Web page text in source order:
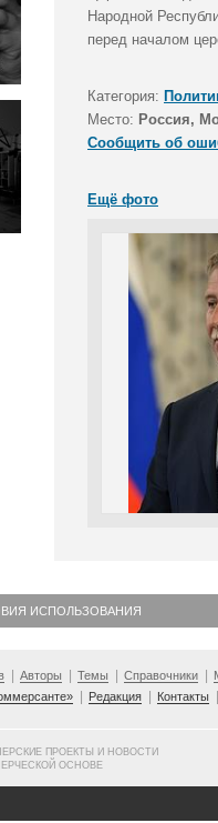
Народной
перед началом
Категория:
Место: Россия,
Сообщить об
Ещё фото
ИСПОЛЬЗОВАНИЯ
Авторы Темы Справочники
Редакция Контакты
ПРОЕКТЫ И НОВОСТИ
ОСНОВЕ